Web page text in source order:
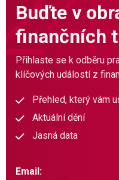
Buďte v
finančních
Přihlaste se k odběru
klíčových událostí z
Přehled, který vám
Aktuální dění
Jasná data
Email: